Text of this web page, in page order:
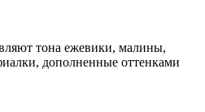
тона ежевики, малины,
дополненные оттенками